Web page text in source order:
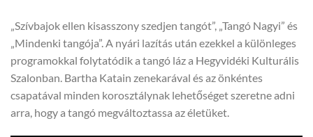
„Szívbajok ellen kisasszony szedjen tangót”, „Tangó Nagyi” és
„Mindenki tangója”. A nyári lazítás után ezekkel a különleges
programokkal folytatódik a tangó láz a Hegyvidéki Kulturális
Szalonban. Bartha Katain zenekarával és az önkéntes
csapatával minden korosztálynak lehetőséget szeretne adni
arra, hogy a tangó megváltoztassa az életüket.